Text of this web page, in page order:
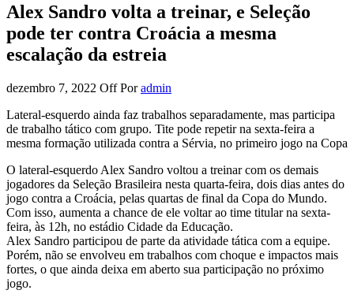
Alex Sandro volta a treinar, e Seleção
pode ter contra Croácia a mesma
escalação da estreia
dezembro 7, 2022 OffPor admin
Lateral-esquerdo ainda faz trabalhos separadamente, mas participa
de trabalho tático com grupo. Tite pode repetir na sexta-feira a
mesma formação utilizada contra a Sérvia, no primeiro jogo na Copa
O lateral-esquerdo Alex Sandro voltou a treinar com os demais
jogadores da Seleção Brasileira nesta quarta-feira, dois dias antes do
jogo contra a Croácia, pelas quartas de final da Copa do Mundo.
Com isso, aumenta a chance de ele voltar ao time titular na sexta-
feira, às 12h, no estádio Cidade da Educação.
Alex Sandro participou de parte da atividade tática com a equipe.
Porém, não se envolveu em trabalhos com choque e impactos mais
fortes, o que ainda deixa em aberto sua participação no próximo
jogo.